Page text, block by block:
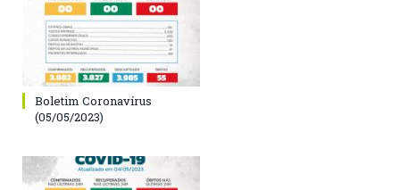
Boletim Coronavírus
(05/05/2023)